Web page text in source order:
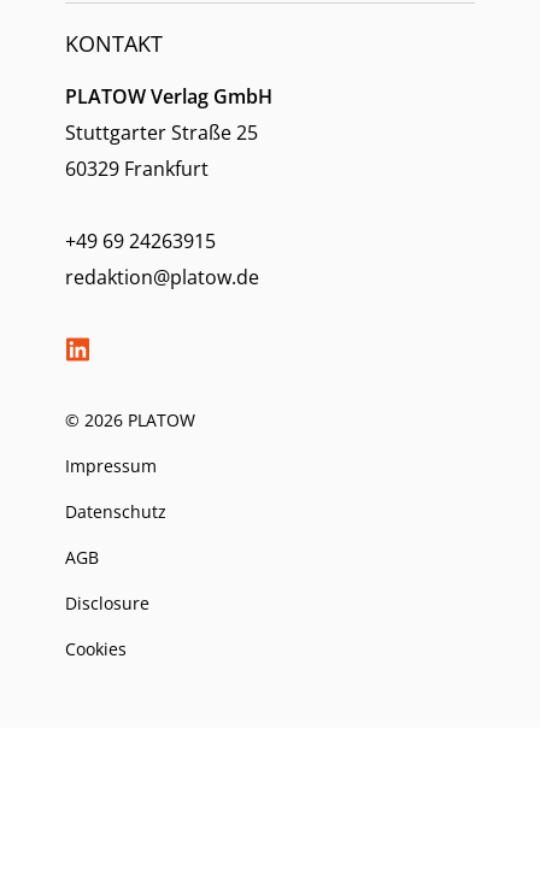
KONTAKT
PLATOW Verlag GmbH
Stuttgarter Straße 25
60329 Frankfurt
+49 69 24263915
redaktion@platow.de
© 2026 PLATOW
Impressum
Datenschutz
AGB
Disclosure
Cookies